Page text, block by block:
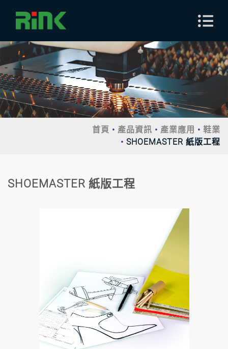
首頁 產品資訊 產業應用
鞋業
SHOEMASTER 紙版工程
SHOEMASTER 紙版工程